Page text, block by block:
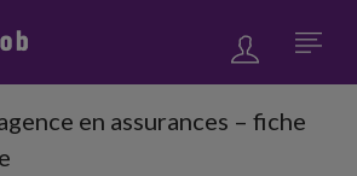
en assurances – fiche